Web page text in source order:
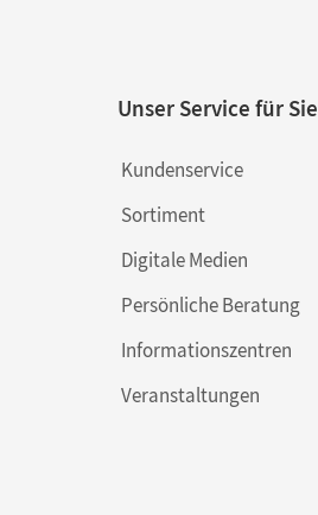
Unser Service für Sie
Kundenservice
Sortiment
Digitale Medien
Persönliche Beratung
Informationszentren
Veranstaltungen